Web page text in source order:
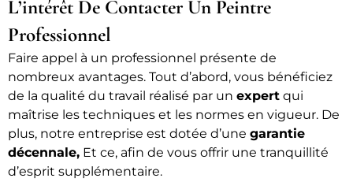
L’intérêt De Contacter Un Peintre
Professionnel
Faire appel à un professionnel présente de
nombreux avantages. Tout d’abord, vous bénéficiez
de la qualité du travail réalisé par un expert qui
maîtrise les techniques et les normes en vigueur. De
plus, notre entreprise est dotée d’une garantie
décennale, Et ce, afin de vous offrir une tranquillité
d’esprit supplémentaire.